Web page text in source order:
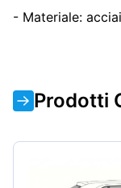
- Materiale:
Prodotti